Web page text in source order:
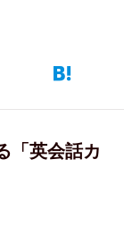
「英会話カ